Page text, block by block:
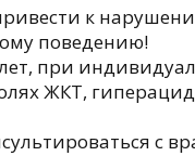
к
поведению!
при
ЖКТ,
с